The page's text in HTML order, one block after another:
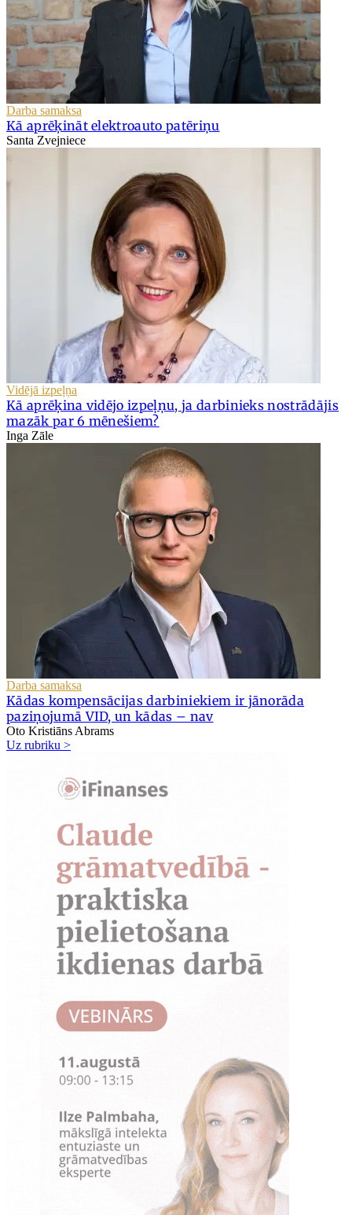
Darba samaksa
Kā aprēķināt elektroauto patēriņu
Santa Zvejniece
Vidējā izpeļņa
Kā aprēķina vidējo izpeļņu, ja darbinieks nostrādājis
mazāk par 6 mēnešiem?
Inga Zāle
Darba samaksa
Kādas kompensācijas darbiniekiem ir jānorāda
paziņojumā VID, un kādas – nav
Oto Kristiāns Abrams
Uz rubriku >